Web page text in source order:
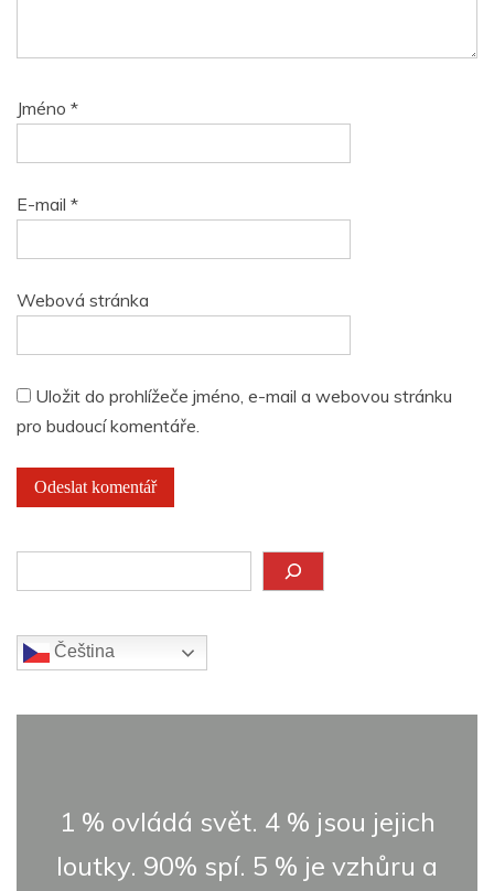
Jméno *
E-mail *
Webová stránka
Uložit do prohlížeče jméno, e-mail a webovou stránku
pro budoucí komentáře.
Čeština‎
1 % ovládá svět. 4 % jsou jejich
loutky. 90% spí. 5 % je vzhůru a